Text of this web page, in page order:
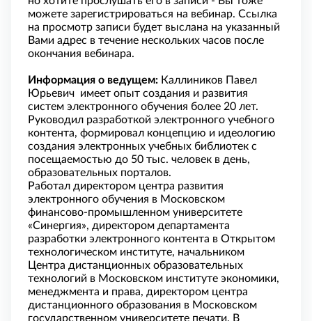
можете зарегистрироваться на вебинар. Ссылка
на просмотр записи будет выслана на указанный
Вами адрес в течение нескольких часов после
окончания вебинара.
Информация о ведущем: Каллиников Павел
Юрьевич имеет опыт создания и развития
систем электронного обучения более 20 лет.
Руководил разработкой электронного учебного
контента, формировал концепцию и идеологию
создания электронных учебных библиотек с
посещаемостью до 50 тыс. человек в день,
образовательных порталов.
Работал директором центра развития
электронного обучения в Московском
финансово-промышленном университете
«Синергия», директором департамента
разработки электронного контента в Открытом
технологическом институте, начальником
Центра дистанционных образовательных
технологий в Московском институте экономики,
менеджмента и права, директором центра
дистанционного образования в Московском
государственном университете печати. В